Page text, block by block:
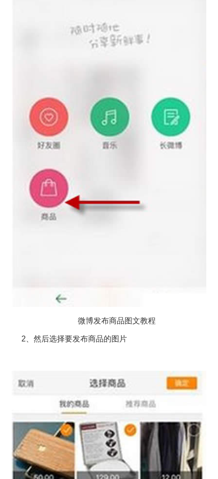
微博发布商品图文教程
2、然后选择要发布商品的图片